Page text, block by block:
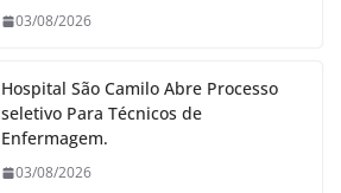
03/08/2026
Hospital São Camilo Abre Processo
seletivo Para Técnicos de
Enfermagem.
03/08/2026